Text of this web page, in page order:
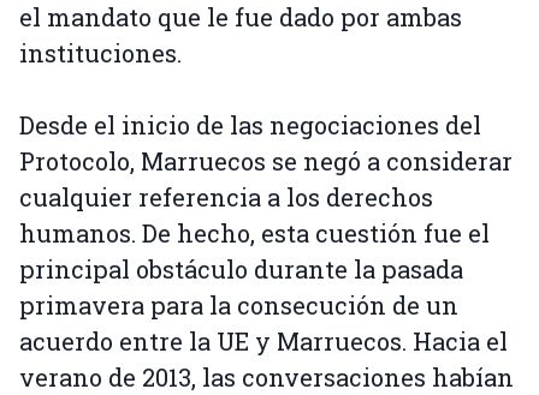
el mandato que le fue dado por ambas
instituciones.
Desde el inicio de las negociaciones del
Protocolo, Marruecos se negó a considerar
cualquier referencia a los derechos
humanos. De hecho, esta cuestión fue el
principal obstáculo durante la pasada
primavera para la consecución de un
acuerdo entre la UE y Marruecos. Hacia el
verano de 2013, las conversaciones habían